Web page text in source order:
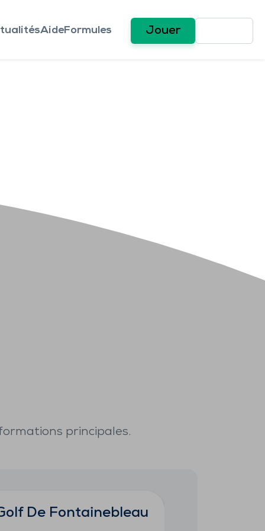
AideFormules Jouer
principales.
De Fontainebleau